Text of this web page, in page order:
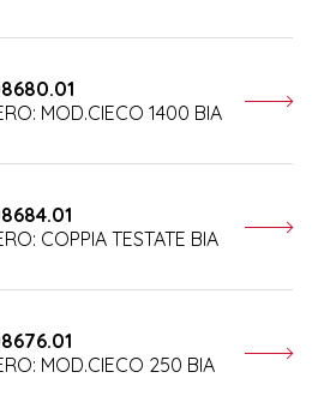
MOD.CIECO 1400 BIA
COPPIA TESTATE BIA
MOD.CIECO 250 BIA